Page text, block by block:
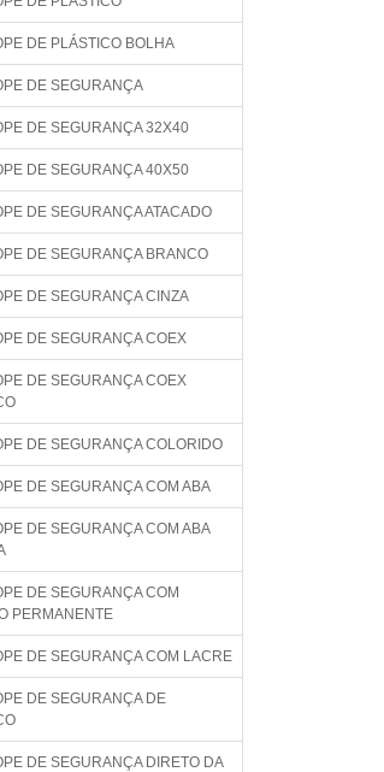
DE PLÁSTICO BOLHA
DE SEGURANÇA
DE SEGURANÇA 32X40
DE SEGURANÇA 40X50
DE SEGURANÇA ATACADO
DE SEGURANÇA BRANCO
DE SEGURANÇA CINZA
DE SEGURANÇA COEX
DE SEGURANÇA COEX
DE SEGURANÇA COLORIDO
DE SEGURANÇA COM ABA
DE SEGURANÇA COM ABA
DE SEGURANÇA COM
PERMANENTE
DE SEGURANÇA COM LACRE
DE SEGURANÇA DE
DE SEGURANÇA DIRETO DA